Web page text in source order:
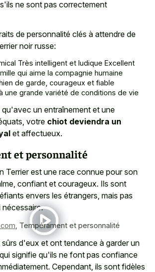
ne sont pas correctement
de personnalité clés à attendre de
noir russe:
Très intelligent et ludique Excellent
qui aime la compagnie humaine
de garde, courageux et fiable
une grande variété de conditions de vie
un entraînement et une
votre chiot deviendra un
et affectueux.
et personnalité
Terrier est une race connue pour son
confiant et courageux. Ils sont
envers les étrangers, mais pas
Tempérament et personnalité
d'eux et ont tendance à garder un
signifie qu'ils ne font pas confiance
Cependant, ils sont fidèles